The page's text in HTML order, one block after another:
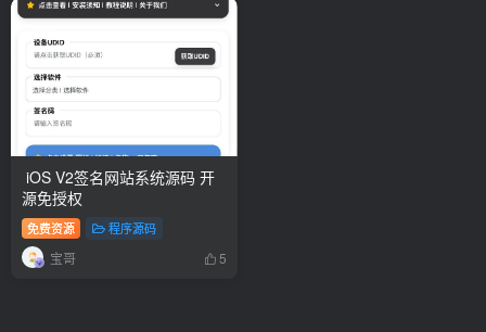
iOS V2签名网站系统源码 开
源免授权
免费资源 程序源码
宝哥 5